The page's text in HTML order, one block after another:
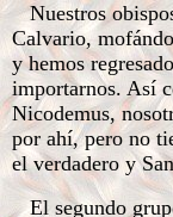
Nuestros
Calvario,
y hemos
importarnos. Así
Nicodemus,
por ahí, pero no
el verdadero y
El segundo